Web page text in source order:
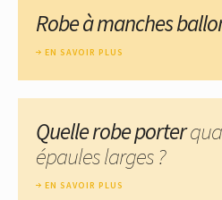
Robe à manches
EN SAVOIR PLUS
Quelle robe porter
épaules larges ?
EN SAVOIR PLUS